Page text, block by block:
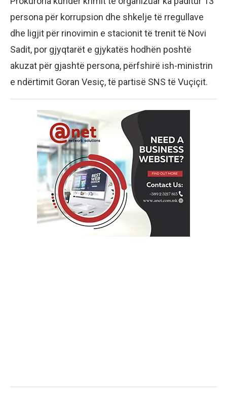
persona për korrupsion dhe shkelje të rregullave
dhe ligjit për rinovimin e stacionit të trenit të Novi
Sadit, por gjyqtarët e gjykatës hodhën poshtë
akuzat për gjashtë persona, përfshirë ish-ministrin
e ndërtimit Goran Vesiç, të partisë SNS të Vuçiçit.